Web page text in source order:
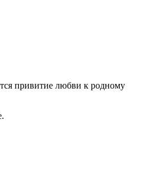
привитие любви к родному